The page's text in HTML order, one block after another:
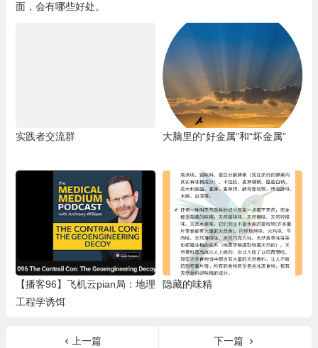
面，会有哪些好处。
实践者交流群 大脑里的“好金属”和“坏金属”
【播客96】飞机云pian局：地理
工程学诱饵
隐藏的味精
上一篇
下一篇